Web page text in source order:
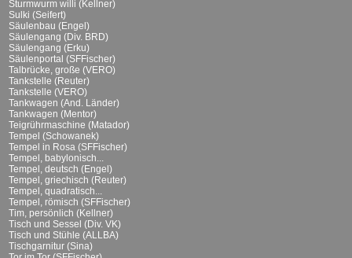
Sturmwurm willi (Kellner)
Sulki (Seifert)
Säulenbau (Engel)
Säulengang (Div. BRD)
Säulengang (Erku)
Säulenportal (SFFischer)
Talbrücke, große (VERO)
Tankstelle (Reuter)
Tankstelle (VERO)
Tankwagen (And. Länder)
Tankwagen (Mentor)
Teigrührmaschine (Matador)
Tempel (Schowanek)
Tempel in Rosa (SFFischer)
Tempel, babylonisch...
Tempel, deutsch (Engel)
Tempel, griechisch (Reuter)
Tempel, quadratisch...
Tempel, römisch (SFFischer)
Tim, persönlich (Kellner)
Tisch und Sessel (Div. VK)
Tisch und Stühle (ALLBA)
Tischgarnitur (Sina)